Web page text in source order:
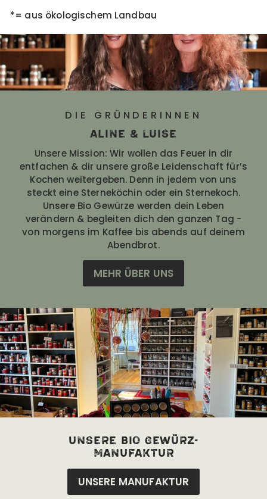
*= aus ökologischem Landbau
DIE GRÜNDERINNEN
Aline & Luise
Unsere Mission: Wir wollen das Feuer in dir
entfachen & dir unsere große Leidenschaft für’s
Kochen weitergeben. Denn in jedem von uns
steckt eine Sterneköchin oder ein Sternekoch.
Unsere Bio Gewürze werden dein Leben
verändern & begleiten dich den ganzen Tag -
von morgens im Kaffee bis abends auf deinem
Abendbrot.
MEHR ÜBER UNS
unsere bio Gewürz-
manufaktur
UNSERE MANUFAKTUR